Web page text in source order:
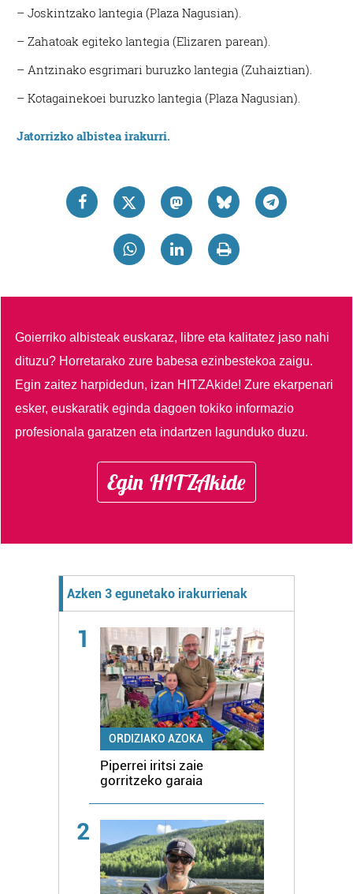
– Joskintzako lantegia (Plaza Nagusian).
– Zahatoak egiteko lantegia (Elizaren parean).
– Antzinako esgrimari buruzko lantegia (Zuhaiztian).
– Kotagainekoei buruzko lantegia (Plaza Nagusian).
Jatorrizko albistea irakurri.
Goierriko albisteak euskaraz, libre eta kalitatez jaso nahi
dituzu? Horretarako zure babesa ezinbestekoa zaigu.
Egin zaitez harpidedun, izan HITZAkide!Zure ekarpenari
esker, euskaratik eginda dagoen tokiko informazio
profesionala garatzen eta indartzen lagunduko duzu.
Egin HITZAkide
Azken 3 egunetako irakurrienak
1
ORDIZIAKO AZOKA
Piperrei iritsi zaie
gorritzeko garaia
2